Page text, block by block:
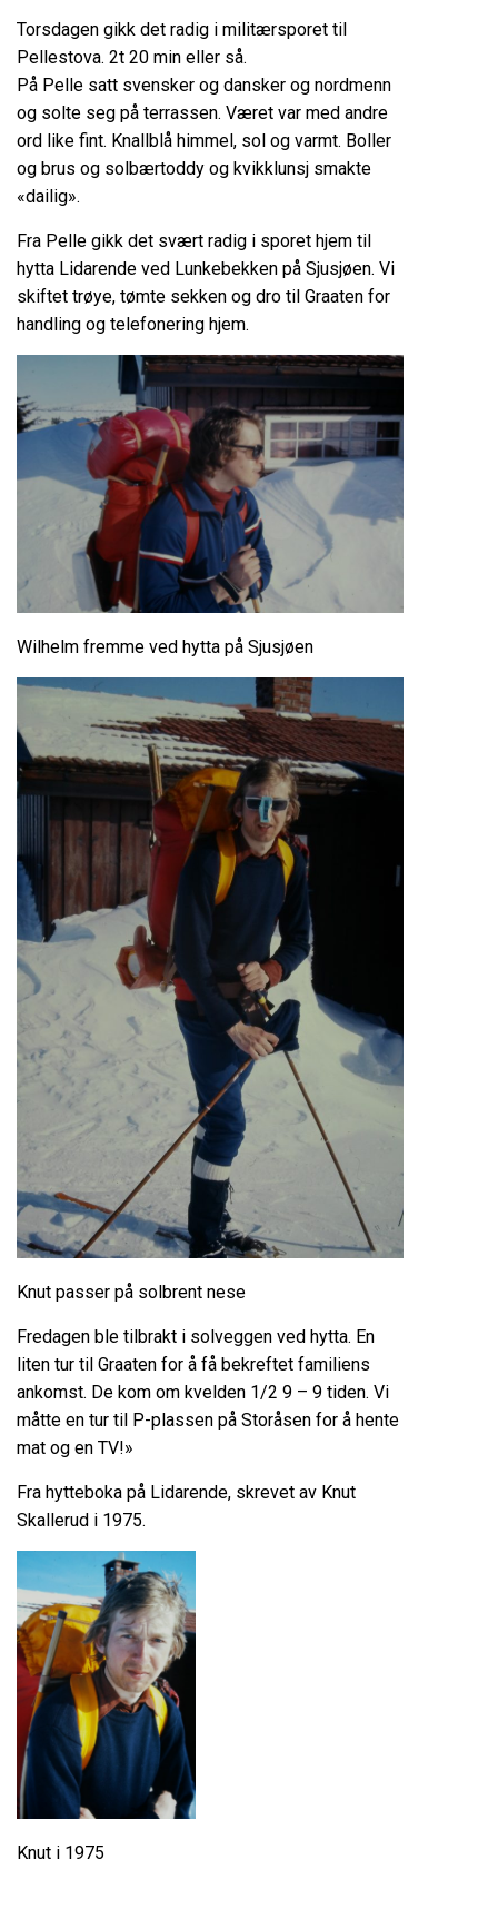
Torsdagen gikk det radig i militærsporet til
Pellestova. 2t 20 min eller så.
På Pelle satt svensker og dansker og nordmenn
og solte seg på terrassen. Været var med andre
ord like fint. Knallblå himmel, sol og varmt. Boller
og brus og solbærtoddy og kvikklunsj smakte
«dailig».
Fra Pelle gikk det svært radig i sporet hjem til
hytta Lidarende ved Lunkebekken på Sjusjøen. Vi
skiftet trøye, tømte sekken og dro til Graaten for
handling og telefonering hjem.
Wilhelm fremme ved hytta på Sjusjøen
Knut passer på solbrent nese
Fredagen ble tilbrakt i solveggen ved hytta. En
liten tur til Graaten for å få bekreftet familiens
ankomst. De kom om kvelden 1/2 9 – 9 tiden. Vi
måtte en tur til P-plassen på Storåsen for å hente
mat og en TV!»
Fra hytteboka på Lidarende, skrevet av Knut
Skallerud i 1975.
Knut i 1975